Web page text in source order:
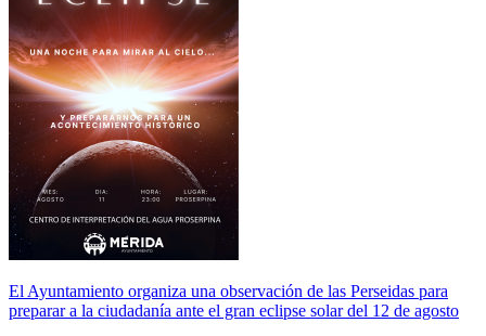
El Ayuntamiento organiza una observación de las Perseidas para
preparar a la ciudadanía ante el gran eclipse solar del 12 de agosto